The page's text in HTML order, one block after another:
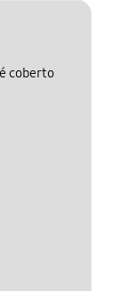
coberto